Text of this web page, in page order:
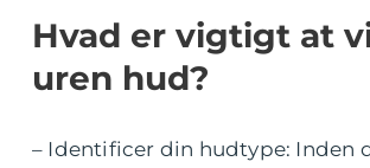
Hvad er vigtigt at
uren hud?
– Identificer din hudtype: Inden